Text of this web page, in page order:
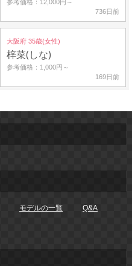
参考価格：12,000円～
736日前
大阪府 35歳(女性)
梓菜(しな)
参考価格：1,000円～
169日前
モデルの一覧 Q&A